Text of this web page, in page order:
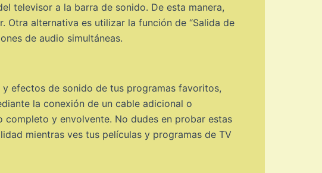
televisor a la barra de sonido. De esta manera,
alternativa es utilizar la función de “Salida de
de audio simultáneas.
efectos de sonido de tus programas favoritos,
la conexión de un cable adicional o
y envolvente. No dudes en probar estas
mientras ves tus películas y programas de TV